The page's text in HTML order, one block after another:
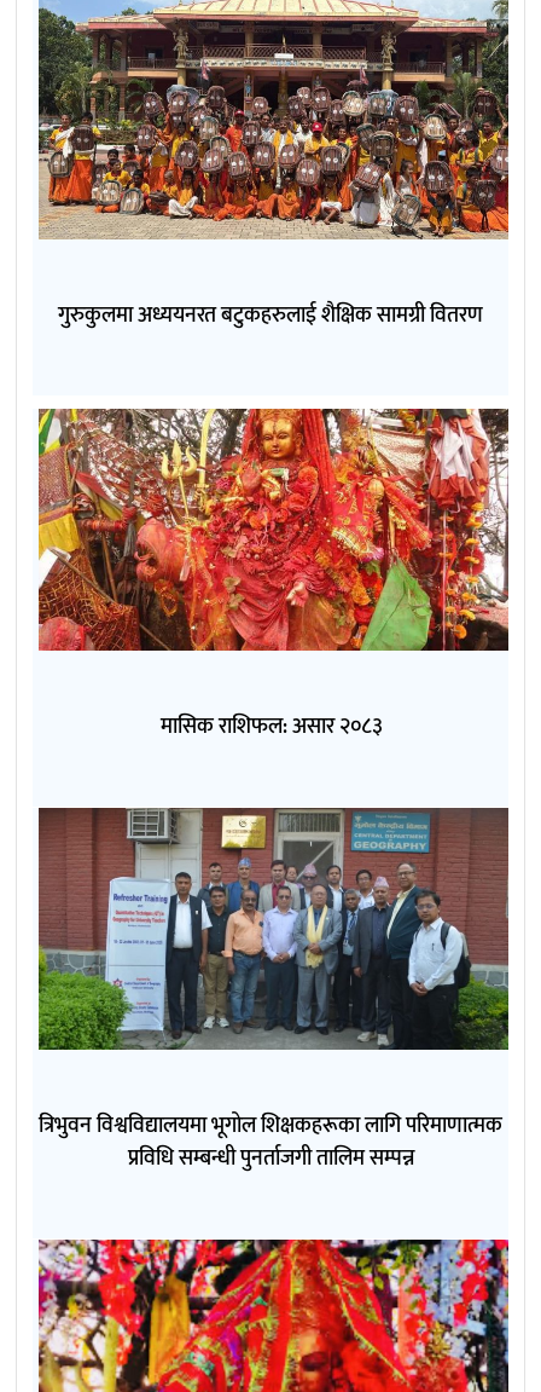
गुरुकुलमा अध्ययनरत बटुकहरुलाई शैक्षिक सामग्री वितरण
मासिक राशिफल: असार २०८३
त्रिभुवन विश्वविद्यालयमा भूगोल शिक्षकहरूका लागि परिमाणात्मक
प्रविधि सम्बन्धी पुनर्ताजगी तालिम सम्पन्न